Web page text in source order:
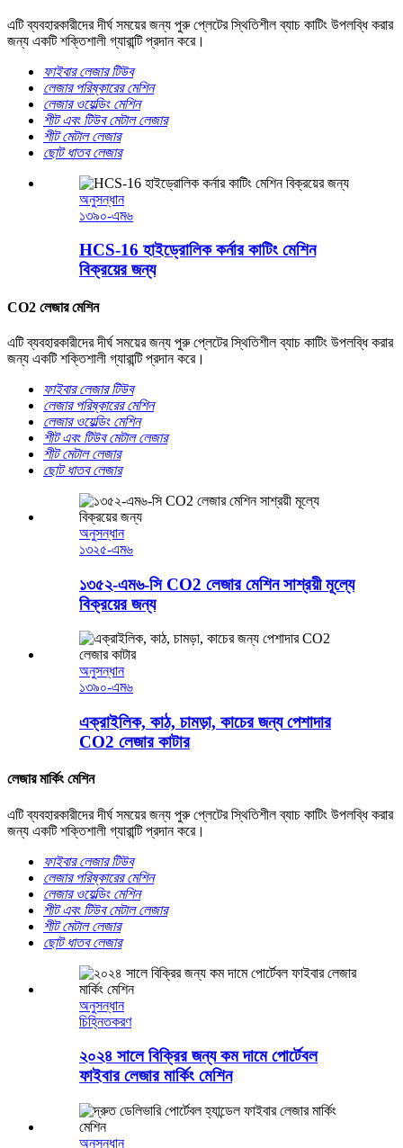
এটি ব্যবহারকারীদের দীর্ঘ সময়ের জন্য পুরু প্লেটের স্থিতিশীল ব্যাচ কাটিং উপলব্ধি করার
জন্য একটি শক্তিশালী গ্যারান্টি প্রদান করে।
ফাইবার লেজার টিউব
লেজার পরিষ্কারের মেশিন
লেজার ওয়েল্ডিং মেশিন
শীট এবং টিউব মেটাল লেজার
শীট মেটাল লেজার
ছোট ধাতব লেজার
অনুসন্ধান
১৩৯০-এম৬
HCS-16 হাইড্রোলিক কর্নার কাটিং মেশিন
বিক্রয়ের জন্য
CO2 লেজার মেশিন
এটি ব্যবহারকারীদের দীর্ঘ সময়ের জন্য পুরু প্লেটের স্থিতিশীল ব্যাচ কাটিং উপলব্ধি করার
জন্য একটি শক্তিশালী গ্যারান্টি প্রদান করে।
ফাইবার লেজার টিউব
লেজার পরিষ্কারের মেশিন
লেজার ওয়েল্ডিং মেশিন
শীট এবং টিউব মেটাল লেজার
শীট মেটাল লেজার
ছোট ধাতব লেজার
অনুসন্ধান
১৩২৫-এম৬
১৩৫২-এম৬-সি CO2 লেজার মেশিন সাশ্রয়ী মূল্যে
বিক্রয়ের জন্য
অনুসন্ধান
১৩৯০-এম৬
এক্রাইলিক, কাঠ, চামড়া, কাচের জন্য পেশাদার
CO2 লেজার কাটার
লেজার মার্কিং মেশিন
এটি ব্যবহারকারীদের দীর্ঘ সময়ের জন্য পুরু প্লেটের স্থিতিশীল ব্যাচ কাটিং উপলব্ধি করার
জন্য একটি শক্তিশালী গ্যারান্টি প্রদান করে।
ফাইবার লেজার টিউব
লেজার পরিষ্কারের মেশিন
লেজার ওয়েল্ডিং মেশিন
শীট এবং টিউব মেটাল লেজার
শীট মেটাল লেজার
ছোট ধাতব লেজার
অনুসন্ধান
চিহ্নিতকরণ
২০২৪ সালে বিক্রির জন্য কম দামে পোর্টেবল
ফাইবার লেজার মার্কিং মেশিন
অনুসন্ধান